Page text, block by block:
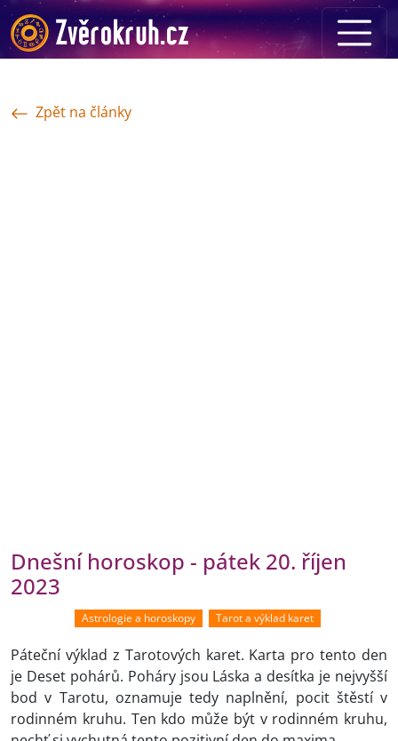
Zpět na články
Dnešní horoskop - pátek 20. říjen
2023
Astrologie a horoskopy Tarot a výklad karet
Páteční výklad z Tarotových karet. Karta pro tento den
je Deset pohárů. Poháry jsou Láska a desítka je nejvyšší
bod v Tarotu, oznamuje tedy naplnění, pocit štěstí v
rodinném kruhu. Ten kdo může být v rodinném kruhu,